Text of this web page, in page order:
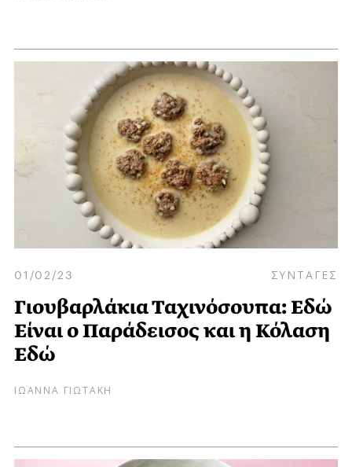
01/02/23 ΣΥΝΤΑΓΕΣ
Γιουβαρλάκια Ταχινόσουπα: Εδώ
Είναι ο Παράδεισος και η Κόλαση
Εδώ
ΙΩΑΝΝΑ ΓΙΩΤΑΚΗ